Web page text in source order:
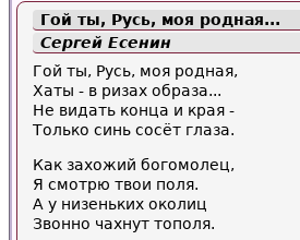
Гой ты, Русь, моя родная...
Сергей Есенин
Гой ты, Русь, моя родная,
Хаты - в ризах образа...
Не видать конца и края -
Только синь сосёт глаза.
Как захожий богомолец,
Я смотрю твои поля.
А у низеньких околиц
Звонно чахнут тополя.